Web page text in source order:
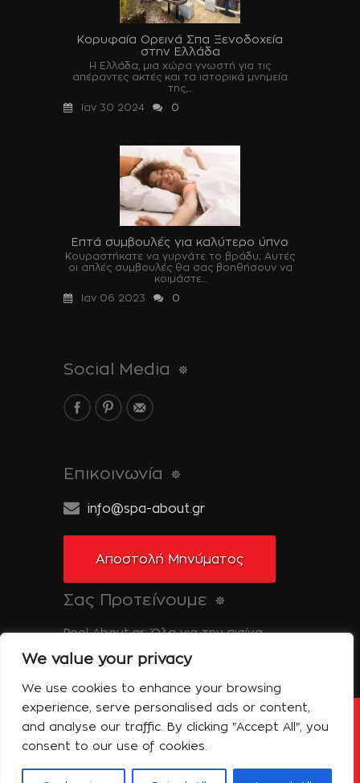
We value your privacy
We use cookies to enhance your browsing
experience, serve personalised ads or content,
and analyse our traffic. By clicking "Accept All", you
consent to our use of cookies.
Κορυφαία Ορεινά Σπα Ξενοδοχεία
στην Ελλάδα
Η Ελλάδα, μια χώρα γνωστή για τις
απέραντες ακτές και τα ιστορικά μνημεία
της,...
Ιαν 30 2024
0
Επτά συμβουλές για καλύτερο ύπνο
Κουραστήκατε να γυρνάτε το βράδυ; Αυτές
οι απλές συμβουλές θα σας βοηθήσουν να
κοιμάστε...
Ιαν 06 2023
0
Social Media
Επικοινωνία
info@spa-about.gr
Αποστολή Μηνύματος
Σας Προτείνουμε
Pool-About.gr: Όλα για την πισίνα
Tinos-About.gr: Ανακαλύψτε την Τήνο
Copyright © 2014 Spa About | All Rights
Reserved | Powered by Shell-iT
Η Εταιρεία – Spa About
Επικοινωνία